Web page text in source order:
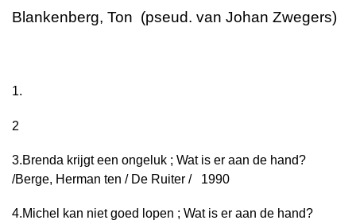
Blankenberg, Ton (pseud. van Johan Zwegers)
1.
2
3.Brenda krijgt een ongeluk ; Wat is er aan de hand?
/Berge, Herman ten / De Ruiter / 1990
4.Michel kan niet goed lopen ; Wat is er aan de hand?